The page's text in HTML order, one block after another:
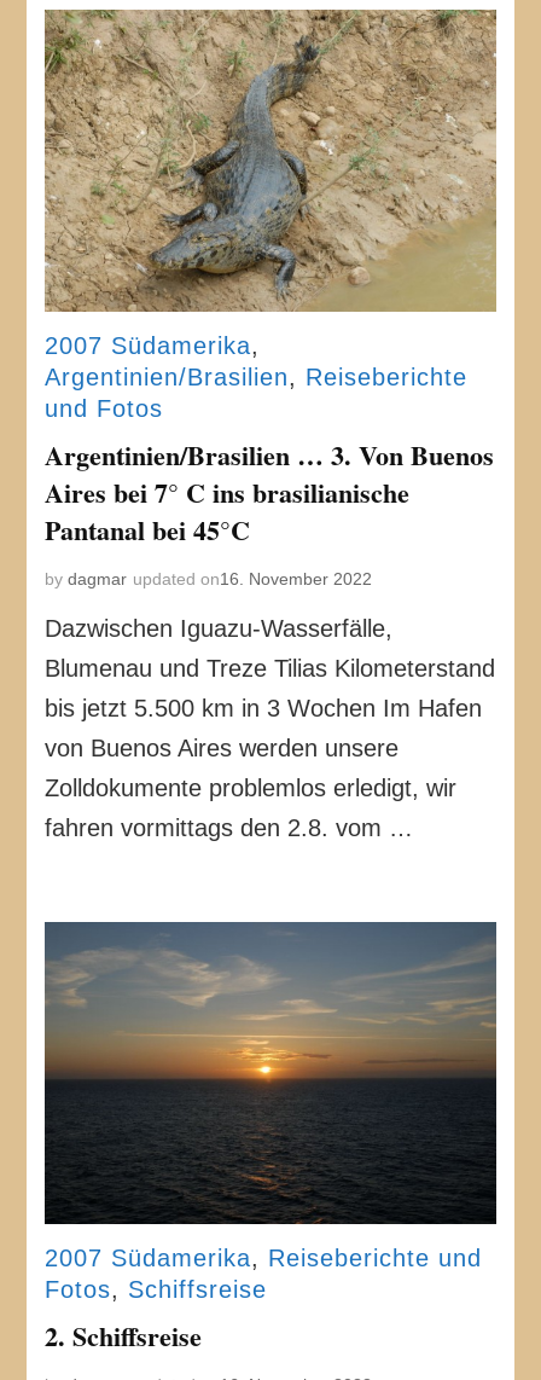
2007 Südamerika,
Argentinien/Brasilien, Reiseberichte
und Fotos
Argentinien/Brasilien … 3. Von Buenos
Aires bei 7° C ins brasilianische
Pantanal bei 45°C
bydagmar updated on16. November 2022
Dazwischen Iguazu-Wasserfälle,
Blumenau und Treze Tilias Kilometerstand
bis jetzt 5.500 km in 3 Wochen Im Hafen
von Buenos Aires werden unsere
Zolldokumente problemlos erledigt, wir
fahren vormittags den 2.8. vom …
2007 Südamerika, Reiseberichte und
Fotos, Schiffsreise
2. Schiffsreise